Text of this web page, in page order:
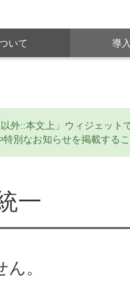
いて 導
外::本文上」ウィジェット
別なお知らせを掲載するこ
一
。